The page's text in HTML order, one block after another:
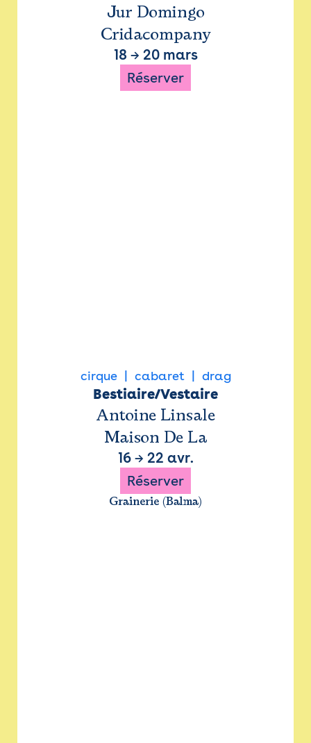
Jur Domingo
Cridacompany
18 → 20 mars
Réserver
cirque cabaret drag
Bestiaire/Vestaire
Antoine Linsale
Maison De La
16→ 22 avr.
Réserver
Grainerie (Balma)